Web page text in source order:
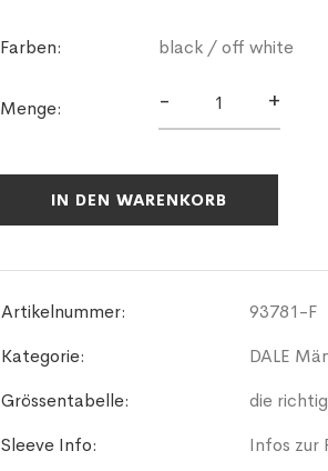
Farben: black / off white
Menge: - +
IN DEN WARENKORB
Artikelnummer:
93781-F
Kategorie:
DALE
Grössentabelle:
die
Sleeve Info:
Infos zur